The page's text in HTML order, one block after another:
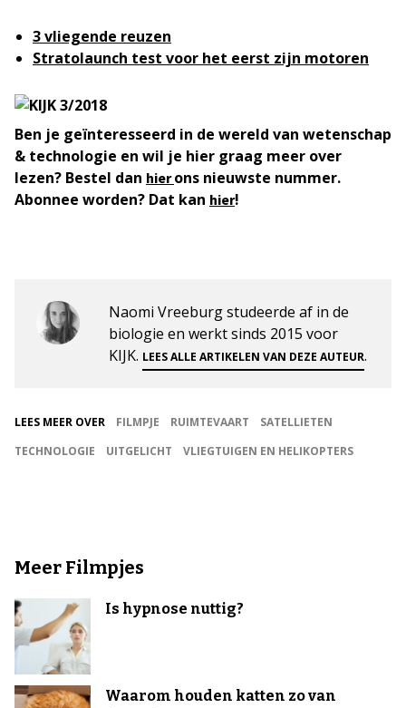
3 vliegende reuzen
Stratolaunch test voor het eerst zijn motoren
Ben je geïnteresseerd in de wereld van wetenschap
& technologie en wil je hier graag meer over
lezen? Bestel dan hierons nieuwste nummer.
Abonnee worden? Dat kan hier!
Naomi Vreeburg studeerde af in de
biologie en werkt sinds 2015 voor
KIJK. LEES ALLE ARTIKELEN VAN DEZE AUTEUR.
LEES MEER OVER FILMPJE RUIMTEVAART
SATELLIETEN
TECHNOLOGIE
UITGELICHT VLIEGTUIGEN EN HELIKOPTERS
Meer Filmpjes
Is hypnose nuttig?
Waarom houden katten zo van